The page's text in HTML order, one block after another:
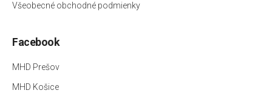
Všeobecné obchodné podmienky
Facebook
MHD Prešov
MHD Košice